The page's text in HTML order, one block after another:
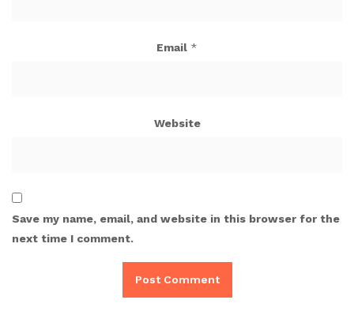
Email *
Website
Save my name, email, and website in this browser for the
next time I comment.